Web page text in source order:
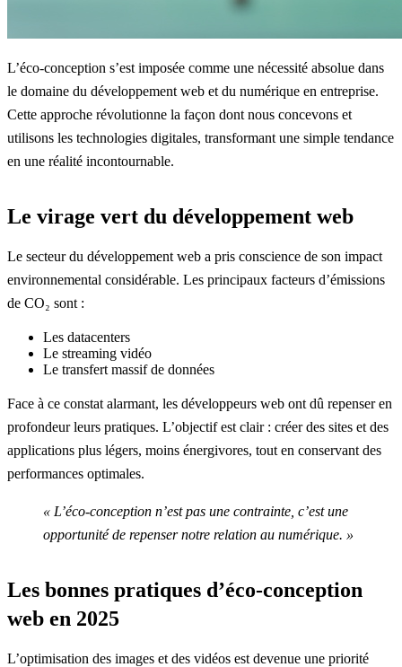
L’éco-conception s’est imposée comme une nécessité absolue dans
le domaine du développement web et du numérique en entreprise.
Cette approche révolutionne la façon dont nous concevons et
utilisons les technologies digitales, transformant une simple tendance
en une réalité incontournable.
Le virage vert du développement web
Le secteur du développement web a pris conscience de son impact
environnemental considérable. Les principaux facteurs d’émissions
de CO₂ sont :
Les datacenters
Le streaming vidéo
Le transfert massif de données
Face à ce constat alarmant, les développeurs web ont dû repenser en
profondeur leurs pratiques. L’objectif est clair : créer des sites et des
applications plus légers, moins énergivores, tout en conservant des
performances optimales.
« L’éco-conception n’est pas une contrainte, c’est une
opportunité de repenser notre relation au numérique. »
Les bonnes pratiques d’éco-conception
web en 2025
L’optimisation des images et des vidéos est devenue une priorité